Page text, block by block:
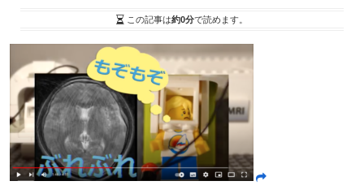
この記事は約0分で読めます。